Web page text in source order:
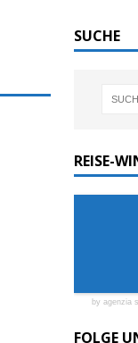
SUCHE
REISE-
by agenzia
FOLGE